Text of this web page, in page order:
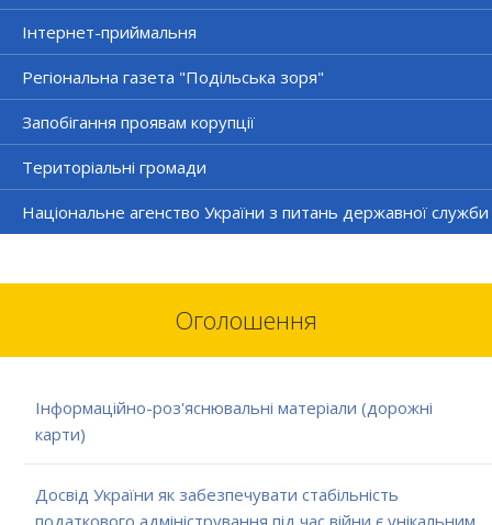
Інтернет-приймальня
Регіональна газета "Подільська зоря"
Запобігання проявам корупції
Територіальні громади
Національне агенство України з питань державної служби
Оголошення
Інформаційно-роз'яснювальні матеріали (дорожні
карти)
Досвід України як забезпечувати стабільність